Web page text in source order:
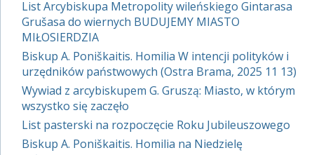
List Arcybiskupa Metropolity wileńskiego Gintarasa
Grušasa do wiernych BUDUJEMY MIASTO
MIŁOSIERDZIA
Biskup A. Poniškaitis. Homilia W intencji polityków i
urzędników państwowych (Ostra Brama, 2025 11 13)
Wywiad z arcybiskupem G. Gruszą: Miasto, w którym
wszystko się zaczęło
List pasterski na rozpoczęcie Roku Jubileuszowego
Biskup A. Poniškaitis. Homilia na Niedzielę